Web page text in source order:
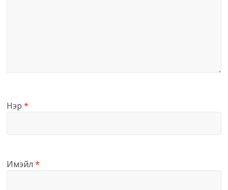
Нэр*
Имэйл*